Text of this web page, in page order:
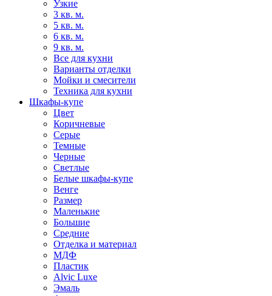
Узкие
3 кв. м.
5 кв. м.
6 кв. м.
9 кв. м.
Все для кухни
Варианты отделки
Мойки и смесители
Техника для кухни
Шкафы-купе
Цвет
Коричневые
Серые
Темные
Черные
Светлые
Белые шкафы-купе
Венге
Размер
Маленькие
Большие
Средние
Отделка и материал
МДФ
Пластик
Alvic Luxe
Эмаль